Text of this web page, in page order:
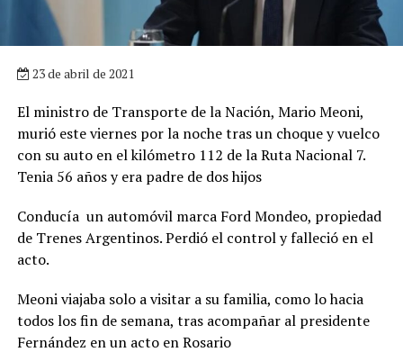
23 de abril de 2021
El ministro de Transporte de la Nación, Mario Meoni,
murió este viernes por la noche tras un choque y vuelco
con su auto en el kilómetro 112 de la Ruta Nacional 7.
Tenia 56 años y era padre de dos hijos
Conducía un automóvil marca Ford Mondeo, propiedad
de Trenes Argentinos. Perdió el control y falleció en el
acto.
Meoni viajaba solo a visitar a su familia, como lo hacia
todos los fin de semana, tras acompañar al presidente
Fernández en un acto en Rosario